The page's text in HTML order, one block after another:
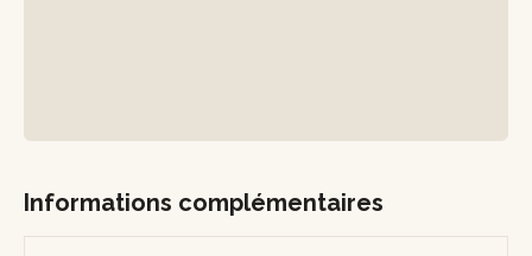
Informations complémentaires